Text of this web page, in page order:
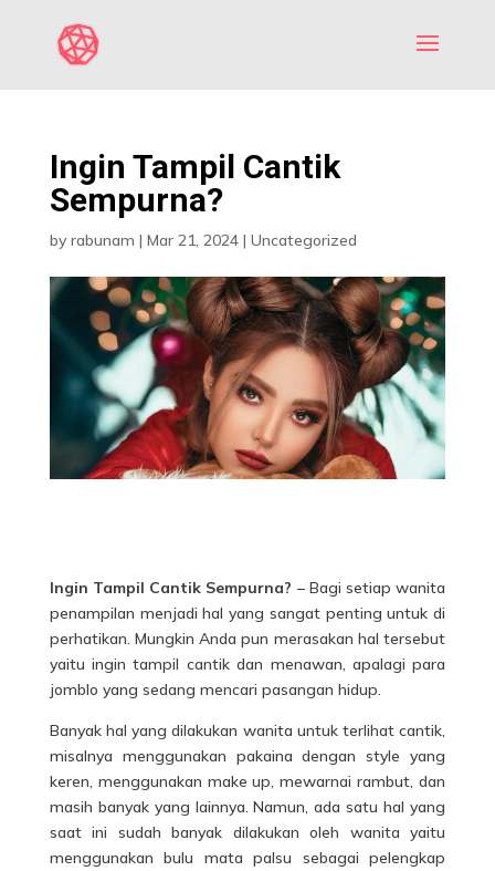
Ingin Tampil Cantik
Sempurna?
by rabunam | Mar 21, 2024| Uncategorized
Ingin Tampil Cantik Sempurna? – Bagi setiap wanita
penampilan menjadi hal yang sangat penting untuk di
perhatikan. Mungkin Anda pun merasakan hal tersebut
yaitu ingin tampil cantik dan menawan, apalagi para
jomblo yang sedang mencari pasangan hidup.
Banyak hal yang dilakukan wanita untuk terlihat cantik,
misalnya menggunakan pakaina dengan style yang
keren, menggunakan make up, mewarnai rambut, dan
masih banyak yang lainnya. Namun, ada satu hal yang
saat ini sudah banyak dilakukan oleh wanita yaitu
menggunakan bulu mata palsu sebagai pelengkap